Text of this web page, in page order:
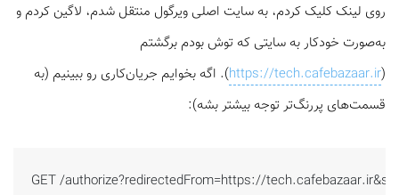
روی لینک کلیک کردم، به سایت اصلی ویرگول منتقل شدم، لاگین کردم و
به‌صورت خودکار به سایتی که توش بودم برگشتم
(
https://tech.cafebazaar.ir). اگه بخوایم جریان‌کاری رو ببینیم (به
قسمت‌های پررنگ‌تر توجه بیشتر بشه):
‍‍‍GET /authorize?redirectedFrom=https://